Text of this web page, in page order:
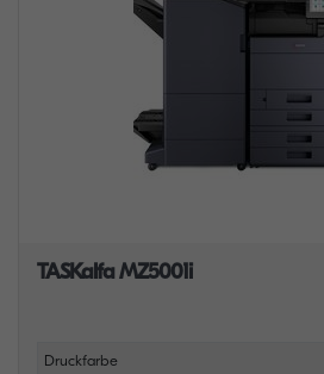
TASKalfa MZ5001i
Druckfarbe